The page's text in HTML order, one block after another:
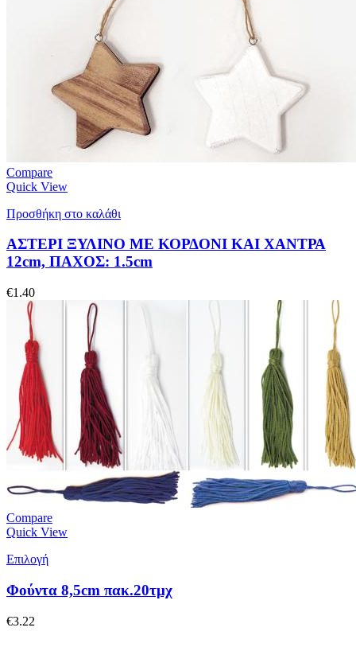
Compare
Quick View
Προσθήκη στο καλάθι
ΑΣΤΕΡΙ ΞΥΛΙΝΟ ΜΕ ΚΟΡΔΟΝΙ ΚΑΙ ΧΑΝΤΡΑ
12cm, ΠΑΧΟΣ: 1.5cm
€1.40
Compare
Quick View
Επιλογή
Φούντα 8,5cm πακ.20τμχ
€3.22